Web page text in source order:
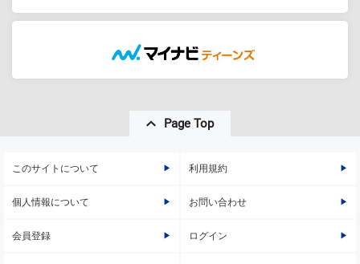
Page Top
このサイトについて 利用規約
個人情報について お問い合わせ
会員登録 ログイン